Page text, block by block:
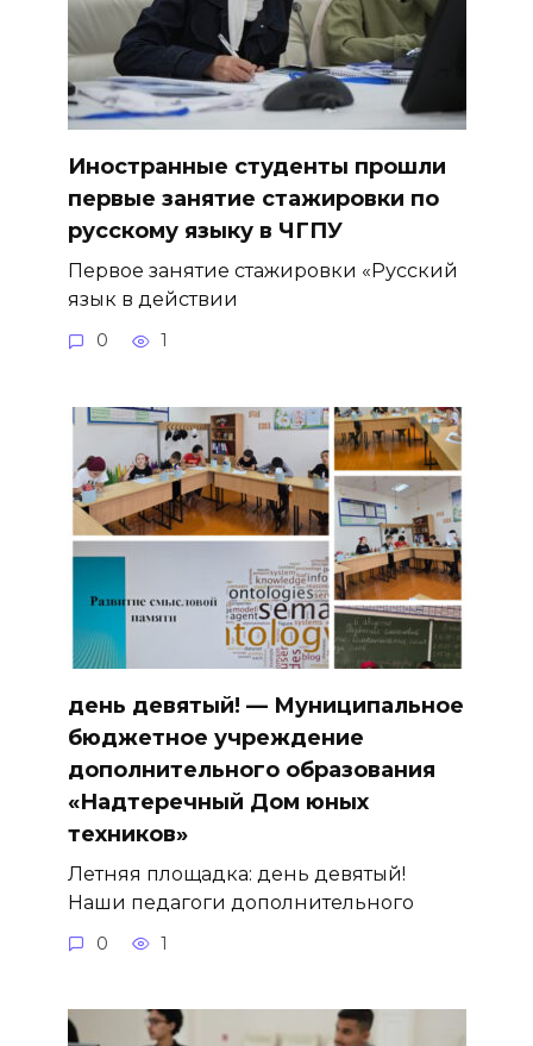
Иностранные студенты прошли
первые занятие стажировки по
русскому языку в ЧГПУ
Первое занятие стажировки «Русский
язык в действии
0 1
день девятый! — Муниципальное
бюджетное учреждение
дополнительного образования
«Надтеречный Дом юных
техников»
Летняя площадка: день девятый!
Наши педагоги дополнительного
0 1